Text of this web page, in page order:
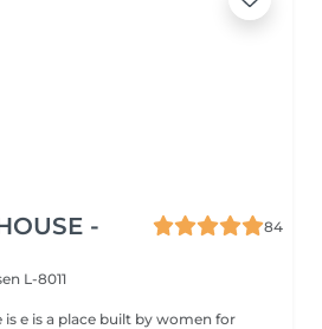
-
84
L-8011
is e is a place built by women for